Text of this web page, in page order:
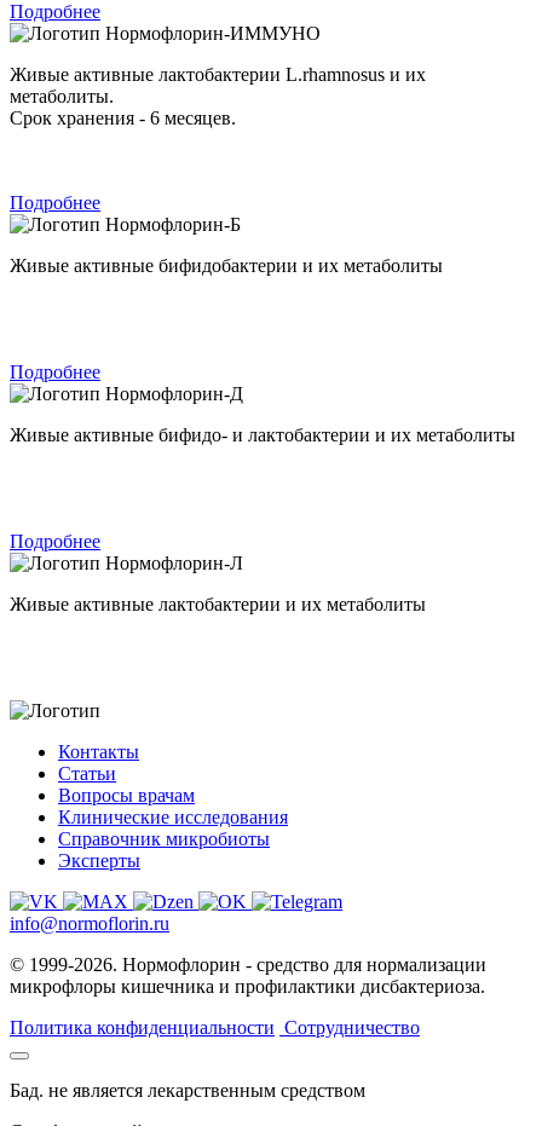
Подробнее
Нормофлорин-ИММУНО
Живые активные лактобактерии L.rhamnosus и их
метаболиты.
Срок хранения - 6 месяцев.
Подробнее
Нормофлорин-Б
Живые активные бифидобактерии и их метаболиты
Подробнее
Нормофлорин-Д
Живые активные бифидо- и лактобактерии и их метаболиты
Подробнее
Нормофлорин-Л
Живые активные лактобактерии и их метаболиты
Контакты
Статьи
Вопросы врачам
Клинические исследования
Справочник микробиоты
Эксперты
info@normoflorin.ru
© 1999-2026. Нормофлорин - средство для нормализации
микрофлоры кишечника и профилактики дисбактериоза.
Политика конфиденциальности Сотрудничество
Бад. не является лекарственным средством